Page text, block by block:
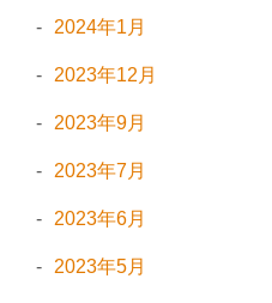
2024年1月
2023年12月
2023年9月
2023年7月
2023年6月
2023年5月